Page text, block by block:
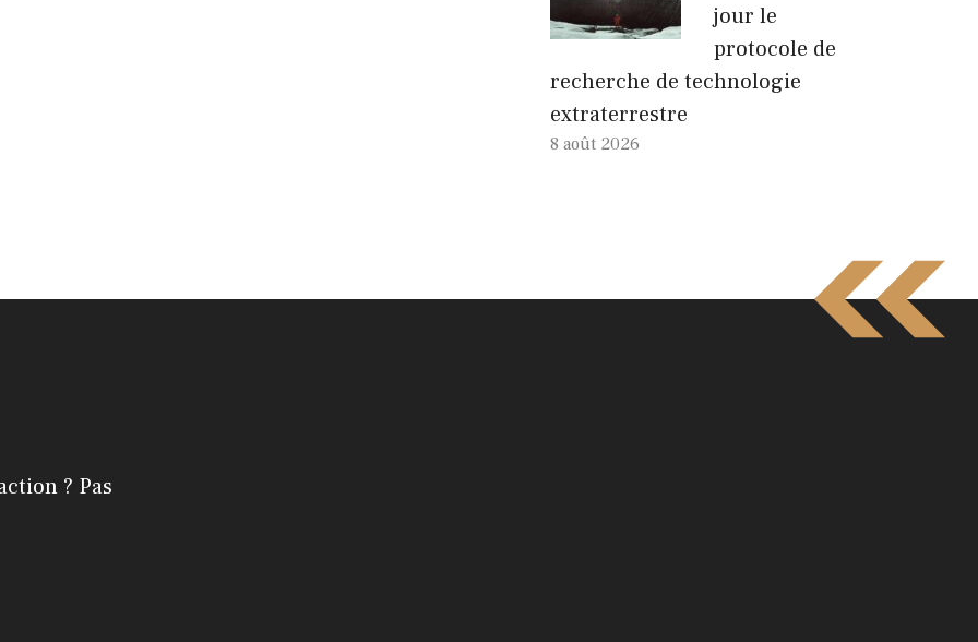
jour le
protocole de
recherche de technologie
extraterrestre
8 août 2026
? Pas